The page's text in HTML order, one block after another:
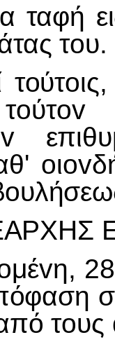
τoυ.
28